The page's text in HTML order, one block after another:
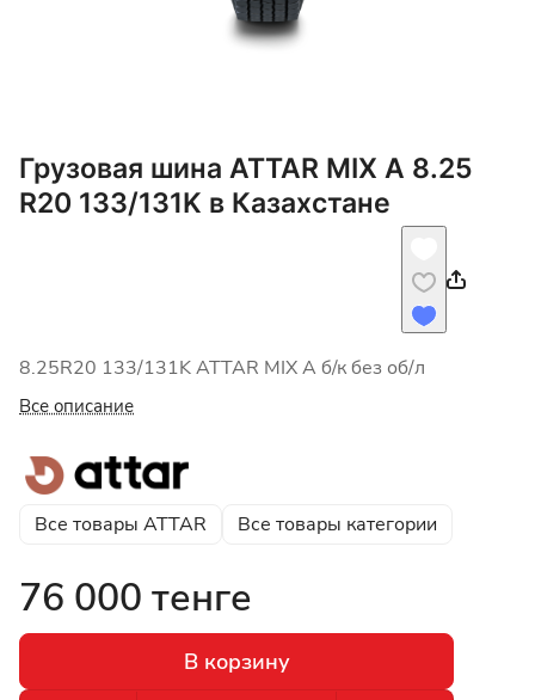
Грузовая шина ATTAR MIX A 8.25
R20 133/131K в Казахстане
8.25R20 133/131K ATTAR MIX A б/к без об/л
Все описание
Все товары ATTAR Все товары категории
76 000 тенге
В корзину